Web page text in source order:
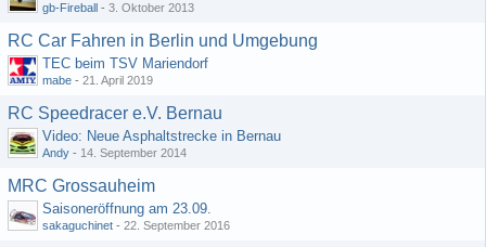
gb-Fireball - 3. Oktober 2013
RC Car Fahren in Berlin und Umgebung
TEC beim TSV Mariendorf
mabe - 21. April 2019
RC Speedracer e.V. Bernau
Video: Neue Asphaltstrecke in Bernau
Andy - 14. September 2014
MRC Grossauheim
Saisoneröffnung am 23.09.
sakaguchinet - 22. September 2016